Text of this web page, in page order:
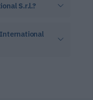
S.r.l.?